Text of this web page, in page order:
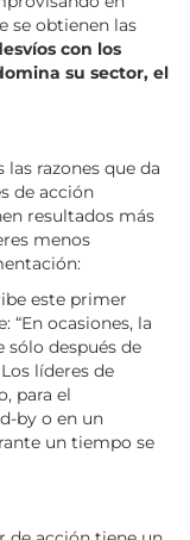
se obtienen las
con los
su sector, el
razones que da
de acción
resultados más
menos
este primer
“En ocasiones, la
después de
líderes de
para el
by o en un
un tiempo se